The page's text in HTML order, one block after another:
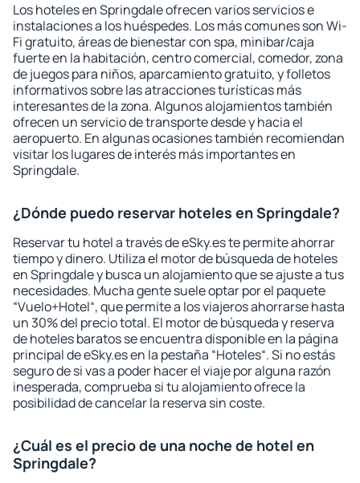
Los hoteles en Springdale ofrecen varios servicios e
instalaciones a los huéspedes. Los más comunes son Wi-
Fi gratuito, áreas de bienestar con spa, minibar/caja
fuerte en la habitación, centro comercial, comedor, zona
de juegos para niños, aparcamiento gratuito, y folletos
informativos sobre las atracciones turísticas más
interesantes de la zona. Algunos alojamientos también
ofrecen un servicio de transporte desde y hacia el
aeropuerto. En algunas ocasiones también recomiendan
visitar los lugares de interés más importantes en
Springdale.
¿Dónde puedo reservar hoteles en Springdale?
Reservar tu hotel a través de eSky.es te permite ahorrar
tiempo y dinero. Utiliza el motor de búsqueda de hoteles
en Springdale y busca un alojamiento que se ajuste a tus
necesidades. Mucha gente suele optar por el paquete
“Vuelo+Hotel“, que permite a los viajeros ahorrarse hasta
un 30% del precio total. El motor de búsqueda y reserva
de hoteles baratos se encuentra disponible en la página
principal de eSky.es en la pestaña “Hoteles“. Si no estás
seguro de si vas a poder hacer el viaje por alguna razón
inesperada, comprueba si tu alojamiento ofrece la
posibilidad de cancelar la reserva sin coste.
¿Cuál es el precio de una noche de hotel en
Springdale?